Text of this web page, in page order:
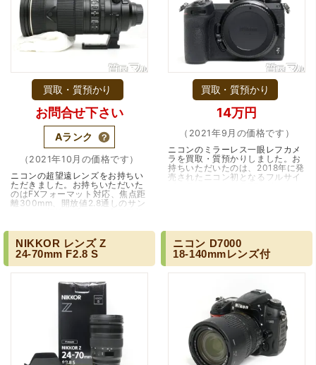
（兵庫県神戸市）別のお店でメール査定した際の1.5倍の金
額を提示いただけたので即決しました。楽器も安心してお
任せできそうです!
（大阪府大阪市）丁寧に査定していただいたうえ、商品保
管に関する知識も教えて頂けました。戻ってきた際には教
えていただいた通りに保管してみようと思います。
買取・質預かり
お問合せ下さい
Aランク
（2021年10月の価格です）
ニコンの超望遠レンズをお持ちい
ただきました。お持ちいただいた
のはFXフォーマット対応、焦点距
離300mm、開放値2.8通しのサン
デルながら、…（兵庫・宝塚・逆
瀬川）
買取・質預かり
14万円
（2021年9月の価格です）
ニコンのミラーレス一眼レフカメ
ラを買取・質預かりしました。お
持ちいただいたのは、2018年に発
売されたニコン初となるフルサイ
NIKKOR レンズZ
24-70mm F2.8 S
ニコン D7000
18-140mmレンズ付